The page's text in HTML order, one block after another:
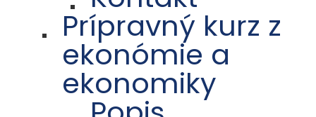
Prípravný kurz z
ekonómie a
ekonomiky